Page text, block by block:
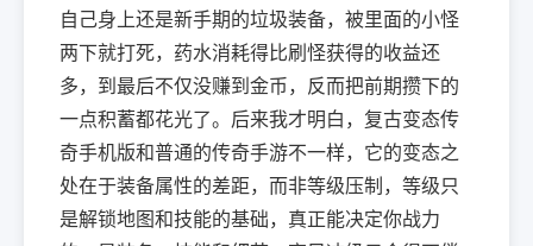
自己身上还是新手期的垃圾装备，被里面的小怪
两下就打死，药水消耗得比刷怪获得的收益还
多，到最后不仅没赚到金币，反而把前期攒下的
一点积蓄都花光了。后来我才明白，复古变态传
奇手机版和普通的传奇手游不一样，它的变态之
处在于装备属性的差距，而非等级压制，等级只
是解锁地图和技能的基础，真正能决定你战力